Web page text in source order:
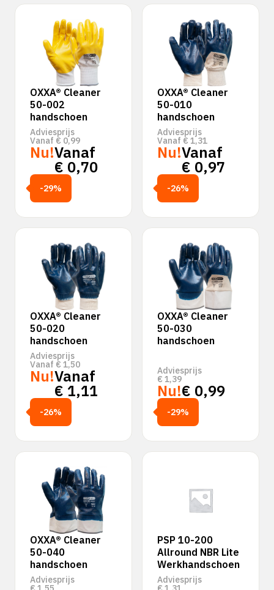
OXXA® Cleaner
50-002
handschoen
Adviesprijs
Vanaf € 0,99
Nu!Vanaf
€ 0,70
-29%
OXXA® Cleaner
50-010
handschoen
Adviesprijs
Vanaf € 1,31
Nu!Vanaf
€ 0,97
-26%
OXXA® Cleaner
50-020
handschoen
Adviesprijs
Vanaf € 1,50
Nu!Vanaf
€ 1,11
-26%
OXXA® Cleaner
50-030
handschoen
Adviesprijs
€ 1,39
Nu!€ 0,99
-29%
OXXA® Cleaner
50-040
handschoen
Adviesprijs
PSP 10-200
Allround NBR Lite
Werkhandschoen
Adviesprijs